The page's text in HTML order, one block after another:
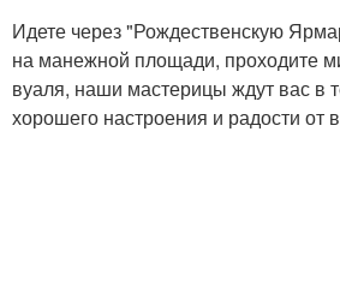
Идете через "Рождественскую
на манежной площади, проходите
вуаля, наши мастерицы ждут вас в
хорошего настроения и радости от